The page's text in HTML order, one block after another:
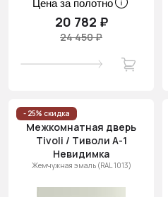
Цена за полотно
20 782 ₽
24 450 ₽
- 25% скидка
Межкомнатная дверь
Tivoli / Тиволи А-1
Невидимка
Жемчужная эмаль (RAL 1013)